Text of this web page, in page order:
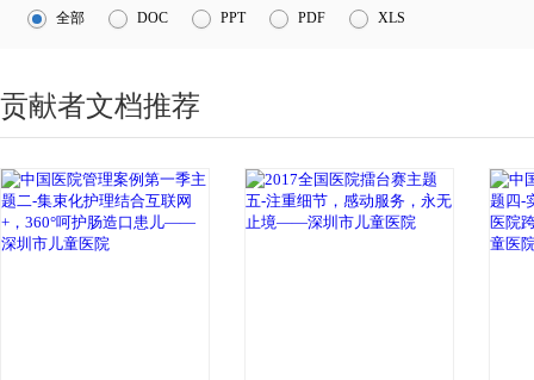
1
医院管理
4
互联网医院
全部 DOC PPT PDF XLS
贡献者文档推荐